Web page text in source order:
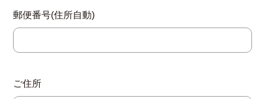
郵便番号(住所自動)
ご住所